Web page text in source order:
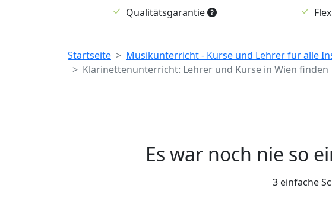
Qualitätsgarantie
Breadcrumb
Startseite Musikunterricht - Kurse und Lehrer für alle
Klarinettenunterricht: Lehrer und Kurse in Wien finden
Es war noch nie so
3 einfache